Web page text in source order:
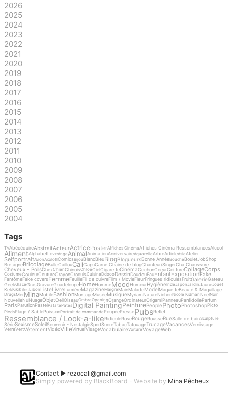
2026
2025
2024
2023
2022
2021
2020
2019
2018
2017
2016
2015
2014
2013
2012
2011
2010
2009
2008
2007
2006
2005
2004
Tags
TVAbécédaireAbstraitActeurActricePosterAffiches CinémaAffiches Cinéma RessemblancesAlcool
AlimentAlphabetLoveAngeAnimalAnimationAnniversaireAquarelleArbreArticleAsieAtelier
SelfportraitAvionAxolotlComicsBijou BlancBleuBlogBlogueursBonne AnnéeBouche BouletJobShop
BretagneBricolageBulleCaillouCaliCapuCarnetChaine de blogChanteur/SingerChatChaussure
Cheveux - PoilsChexChienChinoisChloéCielCigaretteCinémaCochonCoeurCoiffureCollageCorps
CostumeCouleurCoutureCrayonCroquisCuisineDdoooDessinDoudouEauEnfantExpositionFake
FantômeFake coversFemmeFeuilleFil de cuivreFilm / MovieFleurFringues ridiculesFruitGalerieGateau
GeekGlaceGrasGravureGuadeloupeHomeHommeMoodHumourHygièneIndeJaponJardinJauneJouet
KekKikiKilosLibon ListeLivreLumièreMagazineMaigre MainMaladeModelMaquetteBeauté & Maquillage
DrugsMerMinaMobileFashionMontageMuséeMusiqueMyriamNatureNichonNicole Kidman NoëlNoir
NouvelleNuNuageObjetOeilOiseauOmbreOpeningOrangeOrdinateurOrigamiPanneauParéidolieParfum
ParisParutionPastelPatatePatesDigital PaintingPeinturePeoplePhotoPhotoshopPicto
PiedsPlage / SablePoissonPortrait de commande PoupéePressePubsReflet
Ressemblance / Look-a-likeRidiculeRoseRougeRousseRueSalle de bainSculpture
SérieSexismeSoleilSouvenir - NostalgieSportSucreTabacTatouageTrucageVacancesVernissage
VerreVertVêtementVidéoVilleVirtuelVisageVocabulaireVoitureVoyageWeb
Contact ► rezocali@gmail.com
Simply powered by BlackBoard - Website by Mina Pêcheux